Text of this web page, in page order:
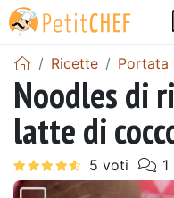
Ricette Portata
Noodles di
latte di